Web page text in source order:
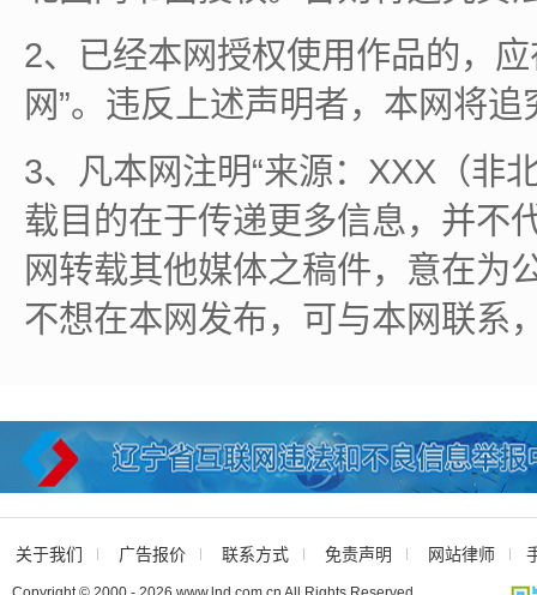
2、已经本网授权使用作品的，
网”。违反上述声明者，本网将
3、凡本网注明“来源：XXX（非
载目的在于传递更多信息，并不
网转载其他媒体之稿件，意在为
不想在本网发布，可与本网联系
关于我们 广告报价 联系方式 免责声明 网站律师